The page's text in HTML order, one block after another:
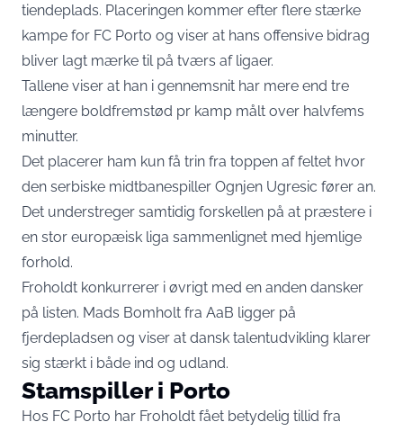
tiendeplads. Placeringen kommer efter flere stærke
kampe for FC Porto og viser at hans offensive bidrag
bliver lagt mærke til på tværs af ligaer.
Tallene viser at han i gennemsnit har mere end tre
længere boldfremstød pr kamp målt over halvfems
minutter.
Det placerer ham kun få trin fra toppen af feltet hvor
den serbiske midtbanespiller Ognjen Ugresic fører an.
Det understreger samtidig forskellen på at præstere i
en stor europæisk liga sammenlignet med hjemlige
forhold.
Froholdt konkurrerer i øvrigt med en anden dansker
på listen. Mads Bomholt fra AaB ligger på
fjerdepladsen og viser at dansk talentudvikling klarer
sig stærkt i både ind og udland.
Stamspiller i Porto
Hos FC Porto har Froholdt fået betydelig tillid fra